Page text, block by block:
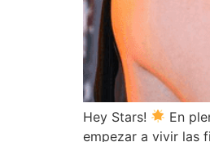
Hey Stars! En
empezar a vivir las